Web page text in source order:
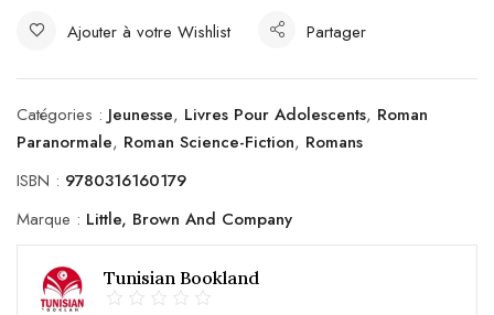
Ajouter à votre Wishlist Partager
Catégories : Jeunesse, Livres Pour Adolescents, Roman
Paranormale, Roman Science-Fiction, Romans
ISBN : 9780316160179
Marque : Little, Brown And Company
Tunisian Bookland